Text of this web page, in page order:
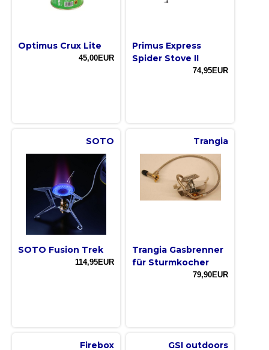
Optimus Crux Lite
45,00EUR
Primus Express
Spider Stove II
74,95EUR
SOTO
SOTO Fusion Trek
114,95EUR
Trangia
Trangia Gasbrenner
für Sturmkocher
79,90EUR
Firebox GSI outdoors